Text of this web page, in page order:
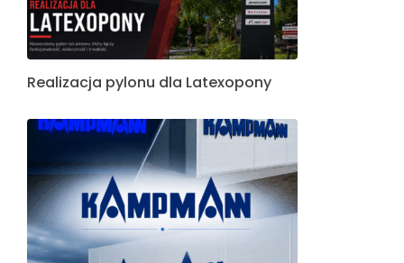
Realizacja pylonu dla Latexopony